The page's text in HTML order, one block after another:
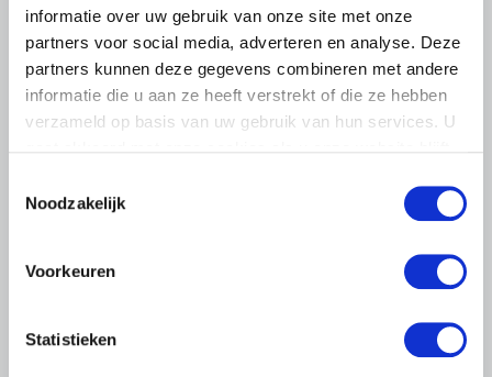
informatie over uw gebruik van onze site met onze
partners voor social media, adverteren en analyse. Deze
partners kunnen deze gegevens combineren met andere
informatie die u aan ze heeft verstrekt of die ze hebben
verzameld op basis van uw gebruik van hun services. U
Noodzakelijk
Voorkeuren
Statistieken
Lees meer